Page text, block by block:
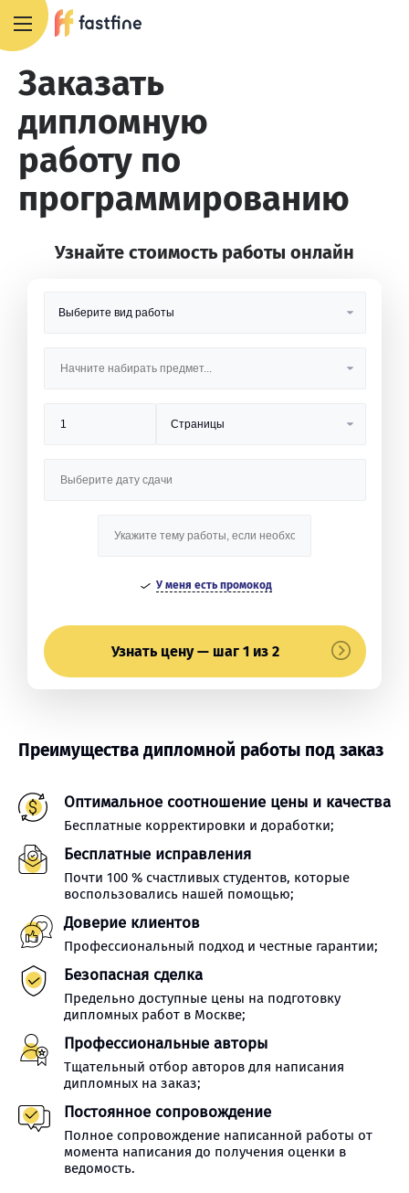
Заказать
дипломную
работу по
программированию
Узнайте стоимость работы онлайн
У меня есть промокод
Узнать цену — шаг 1 из 2
Преимущества дипломной работы под заказ
Оптимальное соотношение цены и качества
Бесплатные корректировки и доработки;
Бесплатные исправления
Почти 100 % счастливых студентов, которые
воспользовались нашей помощью;
Доверие клиентов
Профессиональный подход и честные гарантии;
Безопасная сделка
Предельно доступные цены на подготовку
дипломных работ в Москве;
Профессиональные авторы
Тщательный отбор авторов для написания
дипломных на заказ;
Постоянное сопровождение
Полное сопровождение написанной работы от
момента написания до получения оценки в
ведомость.